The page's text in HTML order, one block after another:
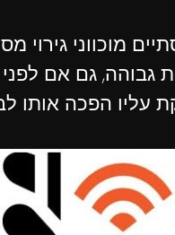
מוכווני גירוי
גם אם